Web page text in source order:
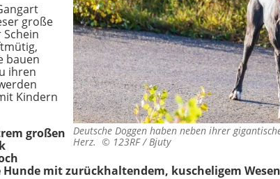
Deutsche Doggen haben neben ihrer
Herz. © 123RF / Bjuty
große
bauen
ihren
Kindern
großen
mit zurückhaltendem, kuscheligem